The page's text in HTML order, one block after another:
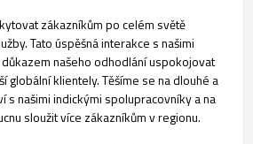
zákazníkům po celém světě
Tato úspěšná interakce s našimi
našeho odhodlání uspokojovat
globální klientely. Těšíme se na dlouhé a
našimi indickými spolupracovníky a na
sloužit více zákazníkům v regionu.